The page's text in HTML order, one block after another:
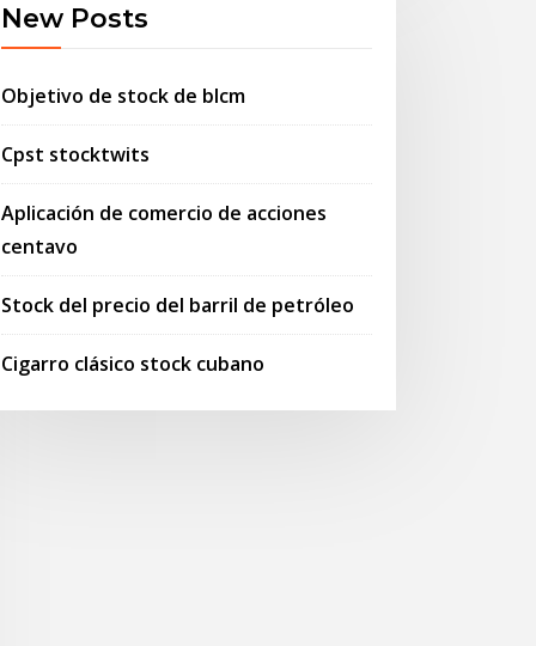
New Posts
Objetivo de stock de blcm
Cpst stocktwits
Aplicación de comercio de acciones
centavo
Stock del precio del barril de petróleo
Cigarro clásico stock cubano